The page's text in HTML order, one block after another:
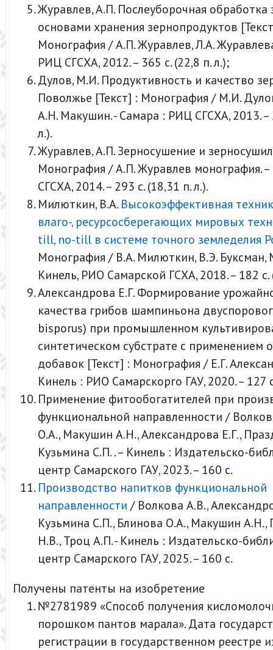
Журавлев, А.П. Послеуборочная обработка
основами хранения зернопродуктов
Монография / А.П. Журавлев, Л.А.
РИЦ СГСХА, 2012. – 365 с. (22,8 п. л.);
Дулов, М.И. Продуктивность и качество
Поволжье [Текст] : Монография / М.И.
А.Н. Макушин. - Самара : РИЦ СГСХА, 2013. –
л.).
Журавлев, А.П. Зерносушение и
Монография / А.П. Журавлев монография.
СГСХА, 2014. – 293 с. (18,31 п. л.).
Милюткин, В.А. Высокоэффективная
влаго-, ресурсосберегающих мировых
till, no-till в системе точного земледелия
Монография / В.А. Милюткин, В.Э. Буксман,
Кинель, РИО Самарской ГСХА, 2018. – 182 с.
Александрова Е.Г. Формирование
качества грибов шампиньона
bisporus) при промышленном
синтетическом субстрате с применением
добавок [Текст] : Монография / Е.Г.
Кинель : РИО Самарскорго ГАУ, 2020. – 127
Применение фитообогатителей при
функциональной направленности /
О.А., Макушин А.Н., Александрова Е.Г.,
Кузьмина С.П. . – Кинель : Издательско-
центр Самарского ГАУ, 2023. – 160 с.
Производство напитков функциональной
направленности / Волкова А.В.,
Кузьмина С.П., Блинова О.А., Макушин А.Н.,
Н.В., Троц А.П. - Кинель : Издательско-
центр Самарского ГАУ, 2025. – 160 с.
Получены патенты на изобретение
№2781989 «Способ получения
порошком пантов марала». Дата
регистрации в государственном реестре